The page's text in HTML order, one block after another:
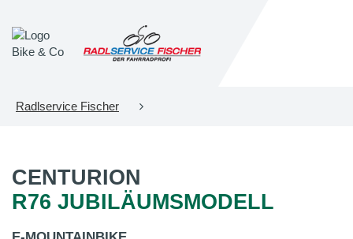
Radlservice Fischer
CENTURION
R76 JUBILÄUMSMODELL